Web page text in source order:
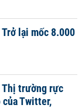
lại mốc 8.000
Thị trường rực
của Twitter,